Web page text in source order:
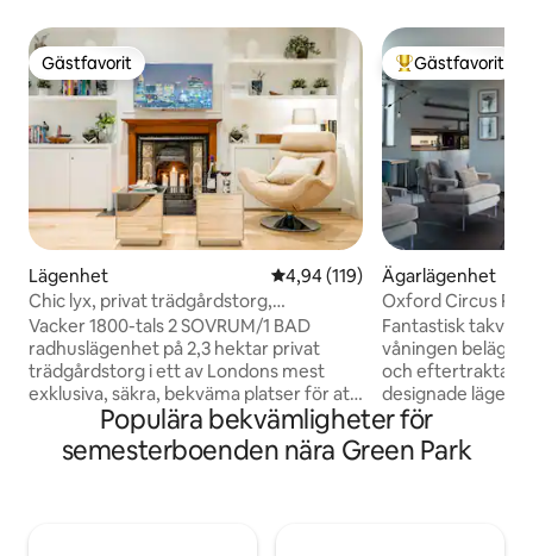
Gästfavorit
Gästfavorit
Lägenhet 4,94 av 5 i genomsnittligt
4,94 (119)
Chic lyx, privat trädgårdstorg,
luftkonditionering och extra
Vacker 1800-tals 2 SOVRUM/1 BAD
radhuslägenhet på 2,3 hektar privat
trädgårdstorg i ett av Londons mest
exklusiva, säkra, bekväma platser för att
turnera stora platser. Victoria
Tunnelbana, tåg och busstationer, hop-
off/hop på turbussar, kaféer, pubar,
Populär
Gästfavorit
Ägarlägenhet
Oxford Circus
Fantastisk
våningen belägen
och eftertraktade
designade
kvadratmeter har
eleganta
öppet
Populära bekvämligheter för
semesterboenden nära Green Park